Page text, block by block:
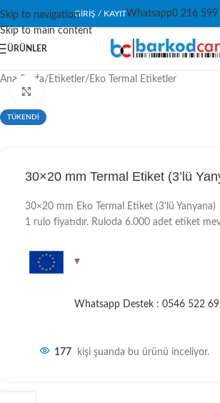
Skip to navigation
Skip to main content
GIRIŞ / KAYITWhatsapp0 216 599
ÜRÜNLER
Ana Sayfa/ Etiketler/ Eko Termal Etiketler
TÜKENDİ
30×20 mm Termal Etiket (3’lü
30×20 mm Eko Termal Etiket (3’lü Yanyana)
1 rulo fiyatıdır. Ruloda 6.000 adet etiket
Whatsapp Destek : 0546 522
177 kişi şuanda bu ürünü inceliyor.